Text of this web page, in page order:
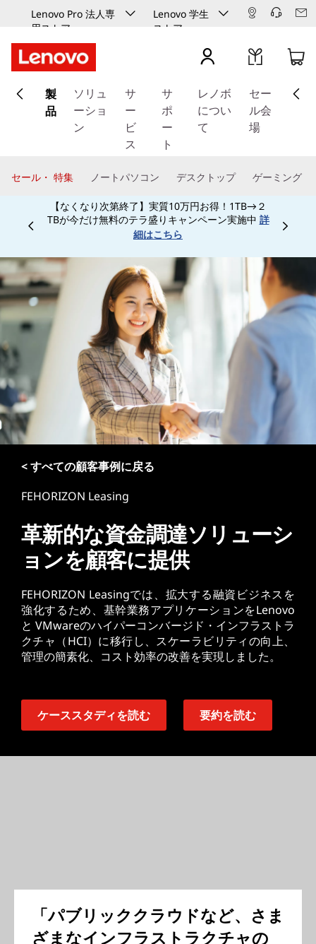
Lenovo Pro 法人専
用ストア
Lenovo 学生
ストア
イ
ン
ッ
プ
す
る
製
品
ソリュ
ーショ
ン
サ
ー
ビ
ス
サ
ポ
ー
ト
レノボ
につい
て
セー
ル会
場
セール・ 特集 ノートパソコン デスクトップ ゲーミング
【なくなり次第終了】実質10万円お得！1TB→２
TBが今だけ無料のテラ盛りキャンペーン実施中 詳
細はこちらCurrently displaying item 3 of
< すべての顧客事例に戻る
FEHORIZON Leasing
革新的な資金調達ソリューシ
ョンを顧客に提供
FEHORIZON Leasingでは、拡大する融資ビジネスを
強化するため、基幹業務アプリケーションをLenovo
と VMwareのハイパーコンバージド・インフラストラ
クチャ（HCI）に移行し、スケーラビリティの向上、
管理の簡素化、コスト効率の改善を実現しました。
ケーススタディを読む 要約を読む
「パブリッククラウドなど、さま
ざまなインフラストラクチャの